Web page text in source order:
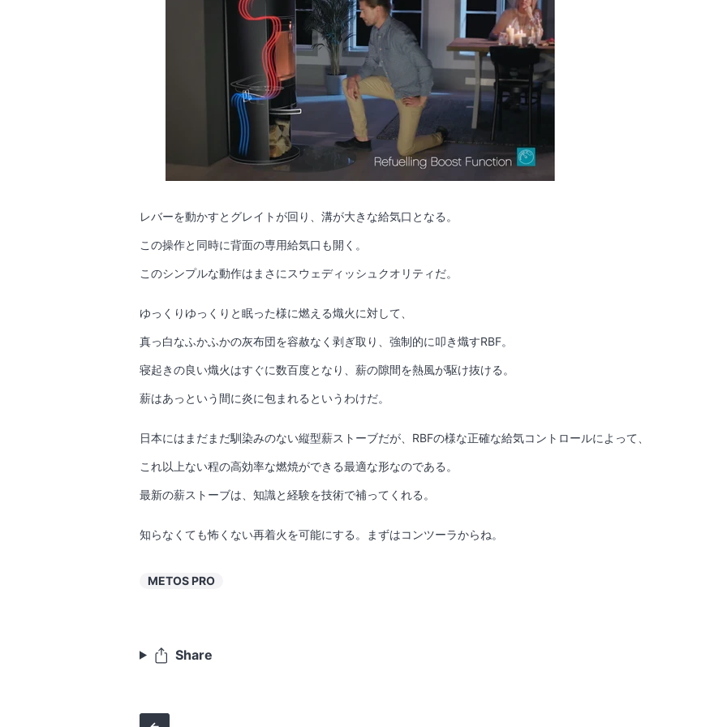
レバーを動かすとグレイトが回り、溝が大きな給気口となる。
この操作と同時に背面の専用給気口も開く。
このシンプルな動作はまさにスウェディッシュクオリティだ。
ゆっくりゆっくりと眠った様に燃える熾火に対して、
真っ白なふかふかの灰布団を容赦なく剥ぎ取り、強制的に叩き熾すRBF。
寝起きの良い熾火はすぐに数百度となり、薪の隙間を熱風が駆け抜ける。
薪はあっという間に炎に包まれるというわけだ。
日本にはまだまだ馴染みのない縦型薪ストーブだが、RBFの様な正確な給気コントロールによって、
これ以上ない程の高効率な燃焼ができる最適な形なのである。
最新の薪ストーブは、知識と経験を技術で補ってくれる。
知らなくても怖くない再着火を可能にする。まずはコンツーラからね。
METOS PRO
Share